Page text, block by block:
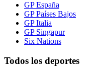
GP España
GP Países Bajos
GP Italia
GP Singapur
Six Nations
Todos los deportes